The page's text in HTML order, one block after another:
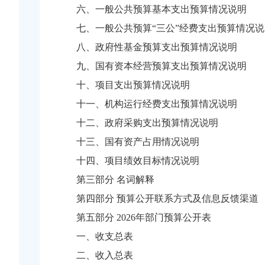
六、一般公共预算基本支出预算情况说明
七、一般公共预算“三公”经费支出预算情况
八、政府性基金预算支出预算情况说明
九、国有资本经营预算支出预算情况说明
十、项目支出预算情况说明
十一、机构运行经费支出预算情况说明
十二、政府采购支出预算情况说明
十三、国有资产占用情况说明
十四、项目绩效目标情况说明
第三部分 名词解释
第四部分 预算公开联系方式及信息反馈渠道
第五部分 2026年部门预算公开表
一、收支总表
二、收入总表